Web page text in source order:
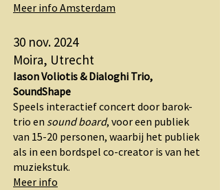
Meer info Amsterdam
30 nov. 2024
Moira, Utrecht
Iason Voliotis & Dialoghi Trio,
SoundShape
Speels interactief concert door barok-
trio en sound board, voor een publiek
van 15-20 personen, waarbij het publiek
als in een bordspel co-creator is van het
muziekstuk.
Meer info